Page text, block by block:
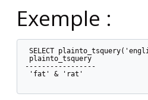
Exemple :
SELECT
plainto_tsquery
-----------------
'fat' & 'rat'